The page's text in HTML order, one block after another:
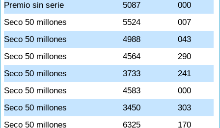
Premio sin serie
5087
000
Seco 50 millones
5524
007
Seco 50 millones
4988
043
Seco 50 millones
4564
290
Seco 50 millones
3733
241
Seco 50 millones
4583
000
Seco 50 millones
3450
303
Seco 50 millones
6325
170